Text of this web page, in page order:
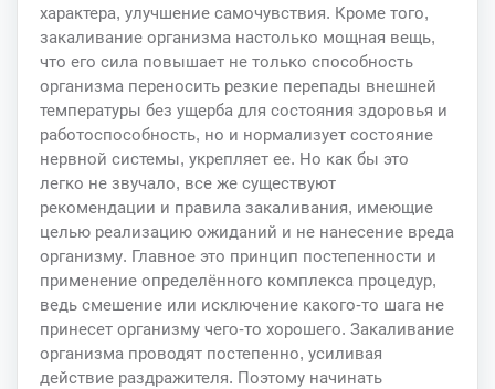
характера, улучшение самочувствия. Кроме того,
закаливание организма настолько мощная вещь,
что его сила повышает не только способность
организма переносить резкие перепады внешней
температуры без ущерба для состояния здоровья и
работоспособность, но и нормализует состояние
нервной системы, укрепляет ее. Но как бы это
легко не звучало, все же существуют
рекомендации и правила закаливания, имеющие
целью реализацию ожиданий и не нанесение вреда
организму. Главное это принцип постепенности и
применение определённого комплекса процедур,
ведь смешение или исключение какого-то шага не
принесет организму чего-то хорошего. Закаливание
организма проводят постепенно, усиливая
действие раздражителя. Поэтому начинать